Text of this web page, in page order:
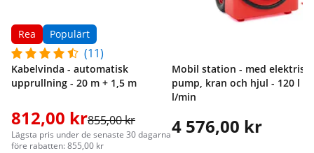
Rea Populärt
(11)
Kabelvinda - automatisk
upprullning - 20 m + 1,5 m
812,00 kr855,00 kr
Lägsta pris under de senaste 30 dagarna
före rabatten: 855,00 kr
Mobil station - med elektrisk
pump, kran och hjul - 120 l -
l/min
4 576,00 kr